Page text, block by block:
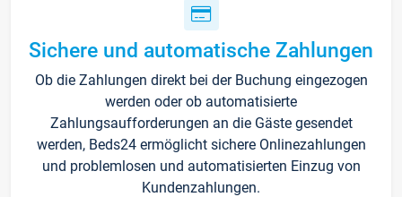
Sichere und automatische Zahlungen
Ob die Zahlungen direkt bei der Buchung eingezogen
werden oder ob automatisierte
Zahlungsaufforderungen an die Gäste gesendet
werden, Beds24 ermöglicht sichere Onlinezahlungen
und problemlosen und automatisierten Einzug von
Kundenzahlungen.